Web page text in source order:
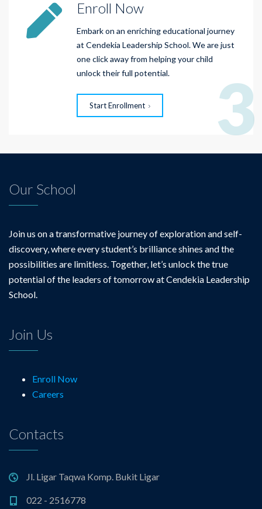
Enroll Now
Embark on an enriching educational journey
at Cendekia Leadership School. We are just
one click away from helping your child
unlock their full potential.
Start Enrollment 3
Our School
Join us on a transformative journey of exploration and self-
discovery, where every student’s brilliance shines and the
possibilities are limitless. Together, let’s unlock the true
potential of the leaders of tomorrow at Cendekia Leadership
School.
Join Us
Enroll Now
Careers
Contacts
Jl. Ligar Taqwa Komp. Bukit Ligar
022 - 2516778